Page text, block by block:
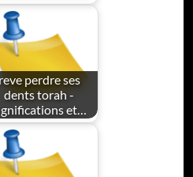
reve perdre ses
dents torah -
et…